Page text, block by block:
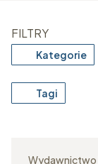
FILTRY
Kategorie
Tagi
Wydawnictwo